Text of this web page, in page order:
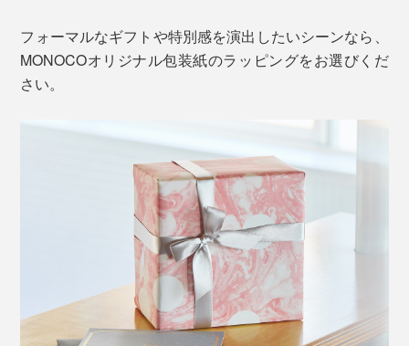
フォーマルなギフトや特別感を演出したいシーンなら、
MONOCOオリジナル包装紙のラッピングをお選びくだ
さい。